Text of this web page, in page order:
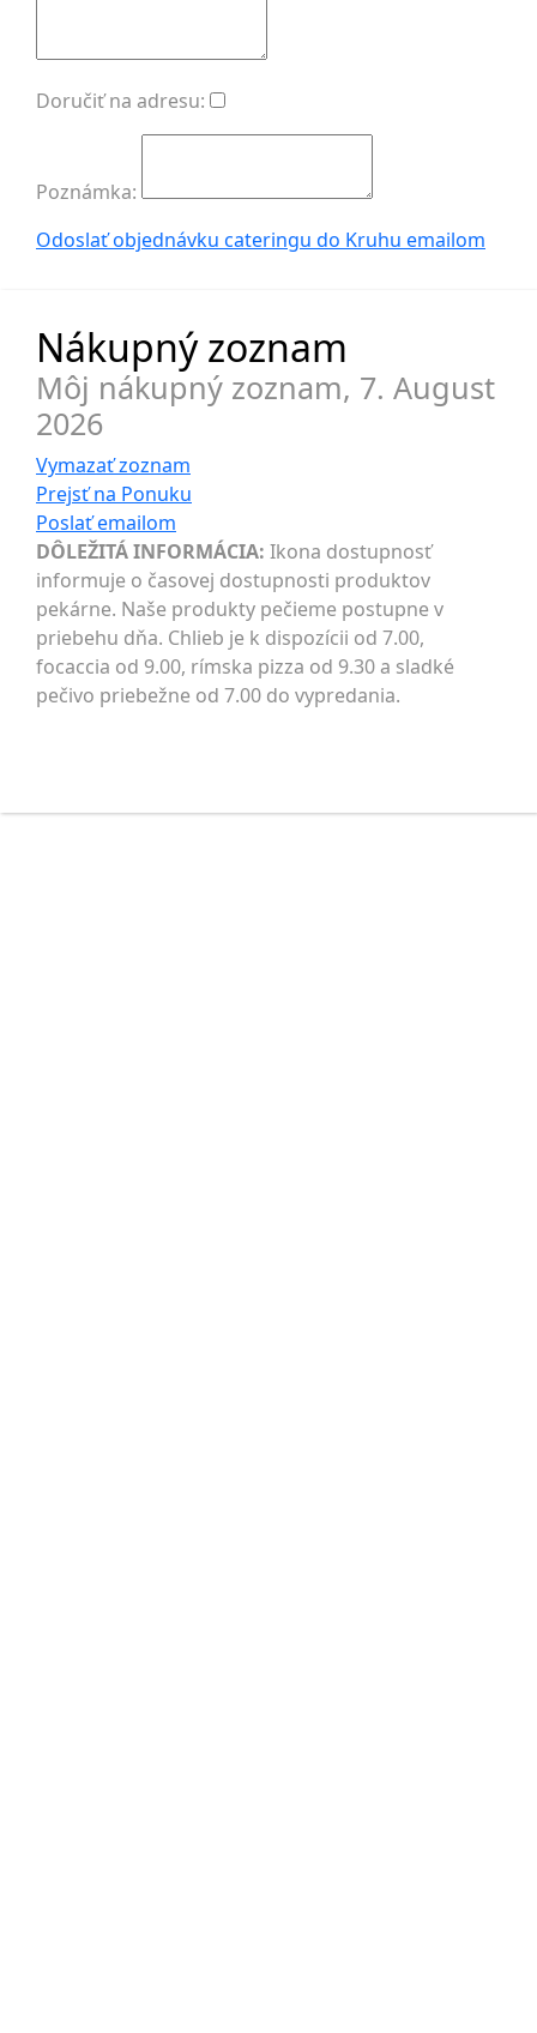
Doručiť na adresu:
Poznámka:
Odoslať objednávku cateringu do Kruhu emailom
Nákupný zoznam
Môj nákupný zoznam, 7. August
2026
Vymazať zoznam
Prejsť na Ponuku
Poslaťemailom
DÔLEŽITÁ INFORMÁCIA: Ikona dostupnosť
informuje o časovej dostupnosti produktov
pekárne. Naše produkty pečieme postupne v
priebehu dňa. Chlieb je k dispozícii od 7.00,
focaccia od 9.00, rímska pizza od 9.30 a sladké
pečivo priebežne od 7.00 do vypredania.